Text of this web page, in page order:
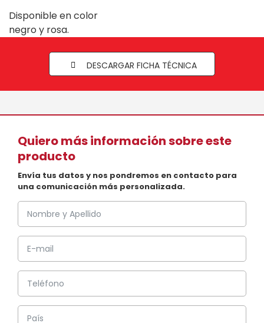
Disponible en color
negro y rosa.
DESCARGAR FICHA TÉCNICA
Quiero más información sobre este
producto
Envía tus datos y nos pondremos en contacto para
una comunicación más personalizada.